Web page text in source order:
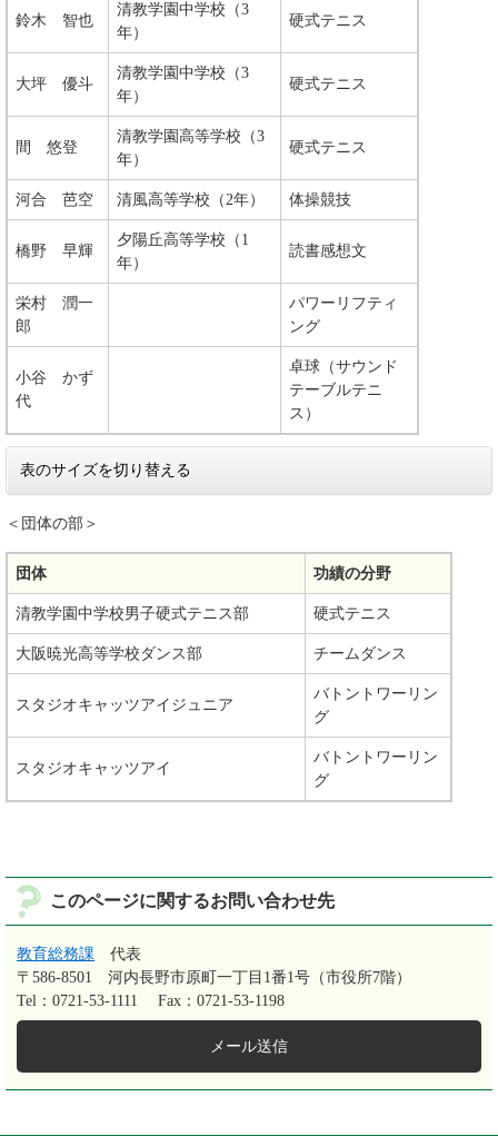
鈴木 智也
清教学園中学校（3
年）
硬式テニス
大坪 優斗
清教学園中学校（3
年）
硬式テニス
間 悠登
清教学園高等学校（3
年）
硬式テニス
河合 芭空 清風高等学校（2年） 体操競技
橋野 早輝
夕陽丘高等学校（1
年）
読書感想文
栄村 潤一
郎
パワーリフティ
ング
小谷 かず
代
卓球（サウンド
テーブルテニ
ス）
表のサイズを切り替える
＜団体の部＞
団体 功績の分野
清教学園中学校男子硬式テニス部 硬式テニス
大阪暁光高等学校ダンス部 チームダンス
スタジオキャッツアイジュニア
​バトントワーリン
グ
スタジオキャッツアイ
バトントワーリン
グ
このページに関するお問い合わせ先
教育総務課
代表
〒586-8501
河内長野市原町一丁目1番1号（市役所7階）
Tel：0721-53-1111
Fax：0721-53-1198
メール送信